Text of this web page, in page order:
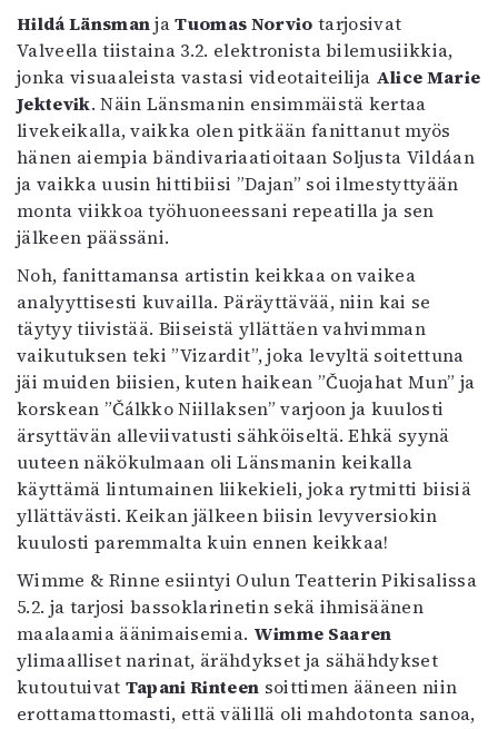
Hildá LänsmanjaTuomas Norvio tarjosivat
Valveella tiistaina 3.2. elektronista bilemusiikkia,
jonka visuaaleista vastasi videotaiteilija Alice Marie
Jektevik. Näin Länsmanin ensimmäistä kertaa
livekeikalla, vaikka olen pitkään fanittanut myös
hänen aiempia bändivariaatioitaan Soljusta Vildáan
ja vaikka uusin hittibiisi ”Dajan” soi ilmestyttyään
monta viikkoa työhuoneessani repeatilla ja sen
jälkeen päässäni.
Noh, fanittamansa artistin keikkaa on vaikea
analyyttisesti kuvailla. Päräyttävää, niin kai se
täytyy tiivistää. Biiseistä yllättäen vahvimman
vaikutuksen teki ”Vizardit”, joka levyltä soitettuna
jäi muiden biisien, kuten haikean ”Čuojahat Mun” ja
korskean ”Čálkko Niillaksen” varjoon ja kuulosti
ärsyttävän alleviivatusti sähköiseltä. Ehkä syynä
uuteen näkökulmaan oli Länsmanin keikalla
käyttämä lintumainen liikekieli, joka rytmitti biisiä
yllättävästi. Keikan jälkeen biisin levyversiokin
kuulosti paremmalta kuin ennen keikkaa!
Wimme & Rinne esiintyi Oulun Teatterin Pikisalissa
5.2. ja tarjosi bassoklarinetin sekä ihmisäänen
maalaamia äänimaisemia. Wimme Saaren
ylimaalliset narinat, ärähdykset ja sähähdykset
kutoutuivat Tapani Rinteen soittimen ääneen niin
erottamattomasti, että välillä oli mahdotonta sanoa,